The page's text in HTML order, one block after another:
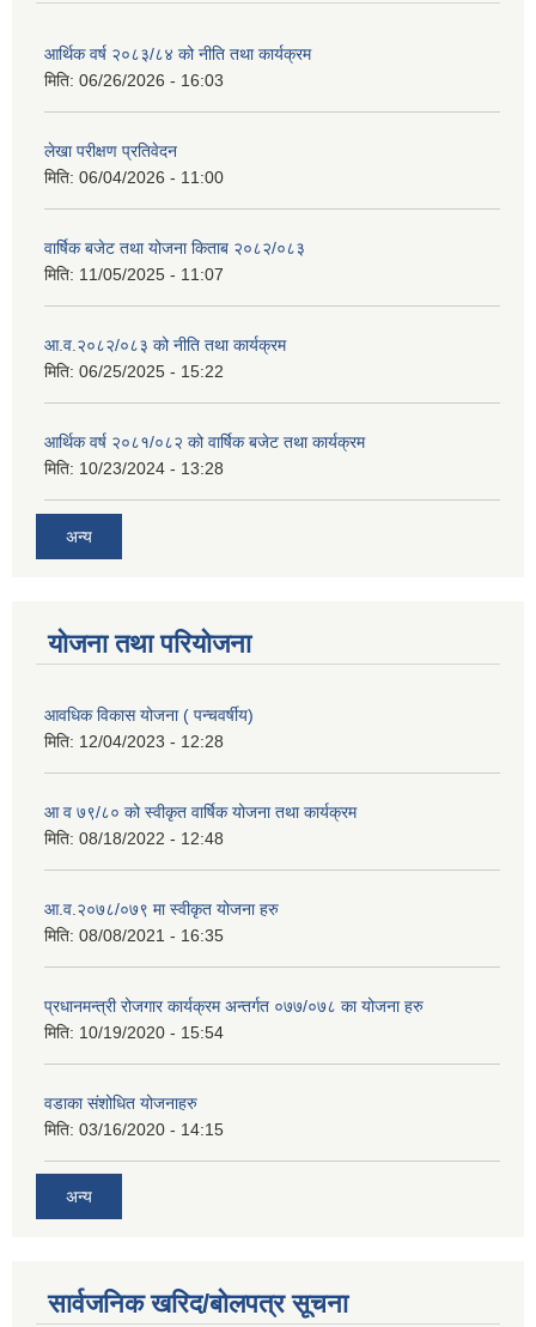
आर्थिक वर्ष २०८३/८४ को नीति तथा कार्यक्रम
मिति: 06/26/2026 - 16:03
लेखा परीक्षण प्रतिवेदन
मिति: 06/04/2026 - 11:00
वार्षिक बजेट तथा योजना किताब २०८२/०८३
मिति: 11/05/2025 - 11:07
आ.व.२०८२/०८३ को नीति तथा कार्यक्रम
मिति: 06/25/2025 - 15:22
आर्थिक वर्ष २०८१/०८२ को वार्षिक बजेट तथा कार्यक्रम
मिति: 10/23/2024 - 13:28
अन्य
योजना तथा परियोजना
आवधिक विकास योजना ( पन्चवर्षीय)
मिति: 12/04/2023 - 12:28
आ व ७९/८० को स्वीकृत वार्षिक योजना तथा कार्यक्रम
मिति: 08/18/2022 - 12:48
आ.व.२०७८/०७९ मा स्वीकृत योजना हरु
मिति: 08/08/2021 - 16:35
प्रधानमन्त्री रोजगार कार्यक्रम अन्तर्गत ०७७/०७८ का योजना हरु
मिति: 10/19/2020 - 15:54
वडाका संशोधित योजनाहरु
मिति: 03/16/2020 - 14:15
अन्य
सार्वजनिक खरिद/बोलपत्र सूचना